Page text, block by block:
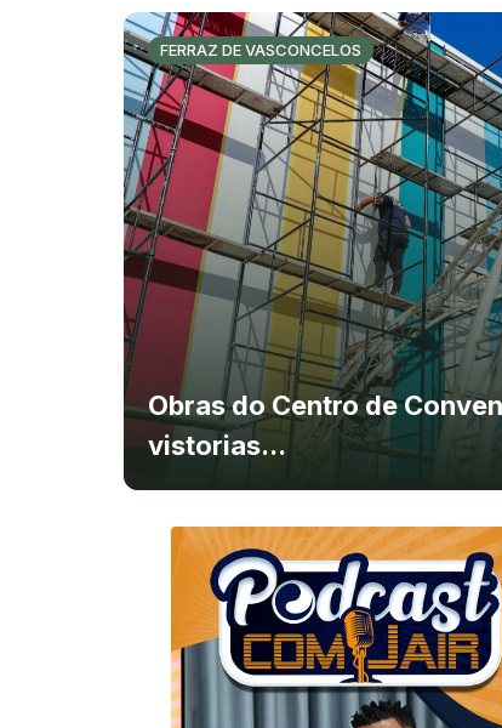
FERRAZ DE VASCONCELOS
Obras do Centro de
vistorias...